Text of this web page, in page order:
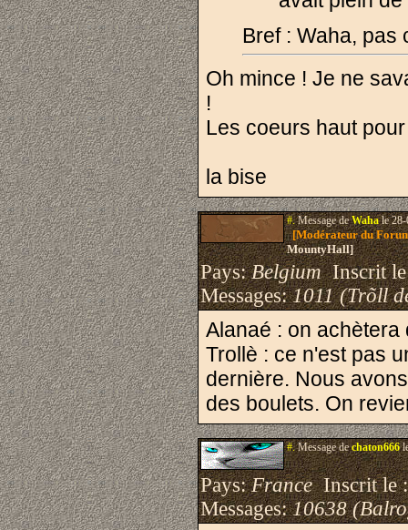
Bref : Waha, pas
Oh mince ! Je ne
!
Les coeurs haut
la bise
#.Message deWahale 28-
[Modérateur du
MountyHall]
Pays:BelgiumInscrit
Messages:1011 (Trõll
Alanaé : on
Trollè : ce n'est pas
dernière. Nous
des boulets. On
#.Message dechaton666
Pays:FranceInscrit le
Messages:10638